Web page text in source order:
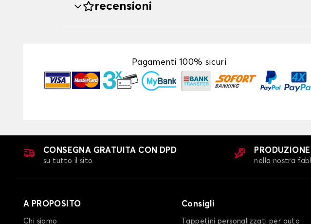
recensioni
Pagamenti 100% sicuri
CONSEGNA GRATUITA CON DPD
su tutto il sito nella nostra
A PROPOSITO
Chi siamo
Consigli
Tappetini personalizzati per auto